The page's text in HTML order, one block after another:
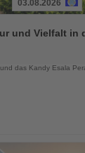
03.08.2026
und Vielfalt in
das Kandy Esala